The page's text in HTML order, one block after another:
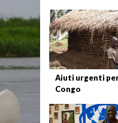
Aiuti urgenti
Congo